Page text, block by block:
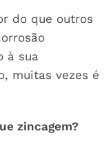
do que outros
à sua
muitas vezes é
zincagem?